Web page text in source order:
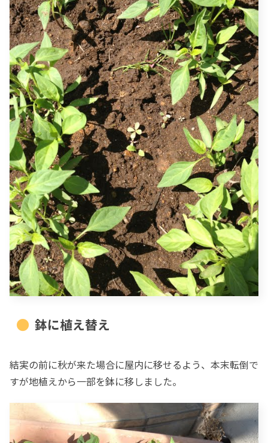
鉢に植え替え
結実の前に秋が来た場合に屋内に移せるよう、本末転倒で
すが地植えから一部を鉢に移しました。